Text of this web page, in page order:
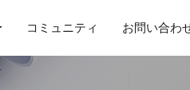
コミュニティ お問い合わ